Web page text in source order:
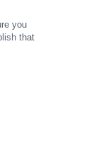
you
that